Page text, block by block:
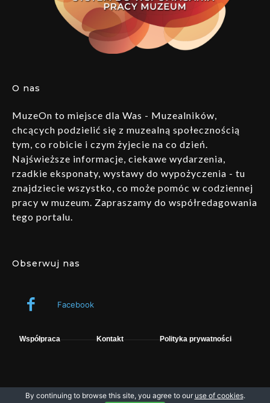
O nas
MuzeOn to miejsce dla Was - Muzealników,
chcących podzielić się z muzealną społecznością
tym, co robicie i czym żyjecie na co dzień.
Najświeższe informacje, ciekawe wydarzenia,
rzadkie eksponaty, wystawy do wypożyczenia - tu
znajdziecie wszystko, co może pomóc w codziennej
pracy w muzeum. Zapraszamy do współredagowania
tego portalu.
Obserwuj nas
Facebook
Współpraca Kontakt Polityka prywatności
By continuing to browse this site, you agree to our use of cookies.